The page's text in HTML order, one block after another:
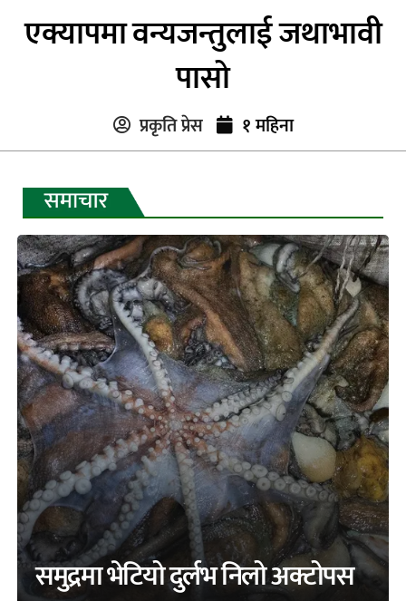
एक्यापमा वन्यजन्तुलाई जथाभावी
पासो
प्रकृति प्रेस १ महिना
समुद्रमा भेटियो दुर्लभ निलो अक्टोपस